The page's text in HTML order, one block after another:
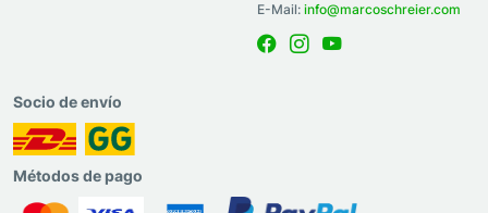
E-Mail: info@marcoschreier.com
Socio de envío
Métodos de pago